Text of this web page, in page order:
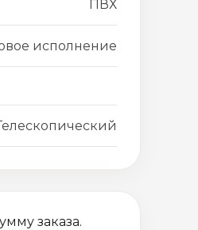
ПВХ
исполнение
заказа.